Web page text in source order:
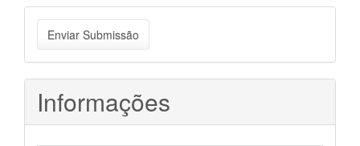
Enviar
Submissão
Enviar Submissão
Informações